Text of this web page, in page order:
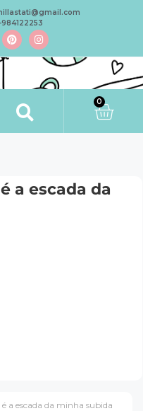
0
a escada da
a escada da minha subida